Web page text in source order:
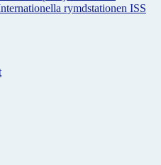
rymdstationen ISS